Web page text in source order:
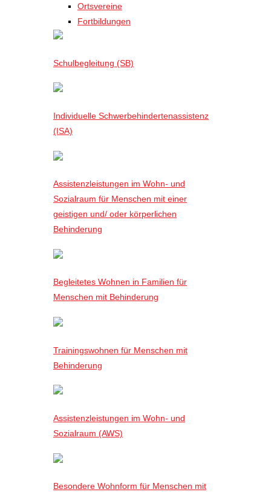
Ortsvereine
Fortbildungen
Schulbegleitung (SB)
Individuelle Schwerbehindertenassistenz
(ISA)
Assistenzleistungen im Wohn- und
Sozialraum für Menschen mit einer
geistigen und/ oder körperlichen
Behinderung
Begleitetes Wohnen in Familien für
Menschen mit Behinderung
Trainingswohnen für Menschen mit
Behinderung
Assistenzleistungen im Wohn- und
Sozialraum (AWS)
Besondere Wohnform für Menschen mit